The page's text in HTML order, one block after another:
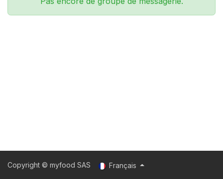
Copyright © myfood SAS Français